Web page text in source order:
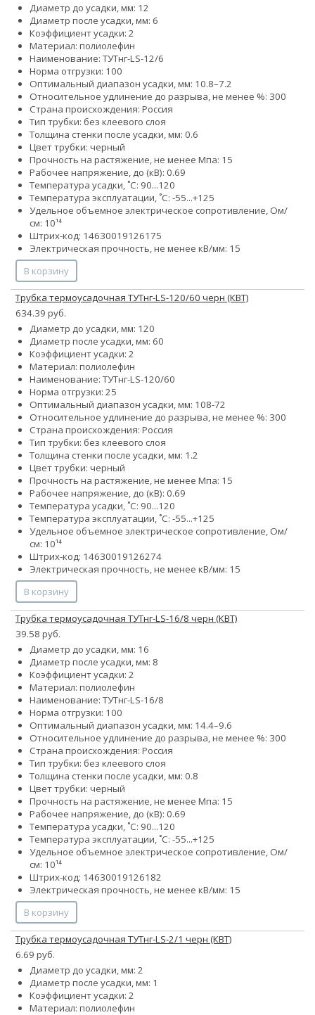
Диаметр до усадки, мм: 12
Диаметр после усадки, мм: 6
Коэффициент усадки: 2
Материал: полиолефин
Наименование: ТУТнг-LS-12/6
Норма отгрузки: 100
Оптимальный диапазон усадки, мм: 10.8–7.2
Относительное удлинение до разрыва, не менее %: 300
Страна происхождения: Россия
Тип трубки: без клеевого слоя
Толщина стенки после усадки, мм: 0.6
Цвет трубки: черный
Прочность на растяжение, не менее Мпа: 15
Рабочее напряжение, до (кВ): 0.69
Температура усадки, ˚С: 90...120
Температура эксплуатации, ˚С: -55...+125
Удельное объемное электрическое сопротивление, Ом/
см: 10¹⁴
Штрих-код: 14630019126175
Электрическая прочность, не менее кВ/мм: 15
В корзину
Трубка термоусадочная ТУТнг-LS-120/60 черн (КВТ)
634.39 руб.
Диаметр до усадки, мм: 120
Диаметр после усадки, мм: 60
Коэффициент усадки: 2
Материал: полиолефин
Наименование: ТУТнг-LS-120/60
Норма отгрузки: 25
Оптимальный диапазон усадки, мм: 108-72
Относительное удлинение до разрыва, не менее %: 300
Страна происхождения: Россия
Тип трубки: без клеевого слоя
Толщина стенки после усадки, мм: 1.2
Цвет трубки: черный
Прочность на растяжение, не менее Мпа: 15
Рабочее напряжение, до (кВ): 0.69
Температура усадки, ˚С: 90...120
Температура эксплуатации, ˚С: -55...+125
Удельное объемное электрическое сопротивление, Ом/
см: 10¹⁴
Штрих-код: 14630019126274
Электрическая прочность, не менее кВ/мм: 15
В корзину
Трубка термоусадочная ТУТнг-LS-16/8 черн (КВТ)
39.58 руб.
Диаметр до усадки, мм: 16
Диаметр после усадки, мм: 8
Коэффициент усадки: 2
Материал: полиолефин
Наименование: ТУТнг-LS-16/8
Норма отгрузки: 100
Оптимальный диапазон усадки, мм: 14.4–9.6
Относительное удлинение до разрыва, не менее %: 300
Страна происхождения: Россия
Тип трубки: без клеевого слоя
Толщина стенки после усадки, мм: 0.8
Цвет трубки: черный
Прочность на растяжение, не менее Мпа: 15
Рабочее напряжение, до (кВ): 0.69
Температура усадки, ˚С: 90...120
Температура эксплуатации, ˚С: -55...+125
Удельное объемное электрическое сопротивление, Ом/
см: 10¹⁴
Штрих-код: 14630019126182
Электрическая прочность, не менее кВ/мм: 15
В корзину
Трубка термоусадочная ТУТнг-LS-2/1 черн (КВТ)
6.69 руб.
Диаметр до усадки, мм: 2
Диаметр после усадки, мм: 1
Коэффициент усадки: 2
Материал: полиолефин